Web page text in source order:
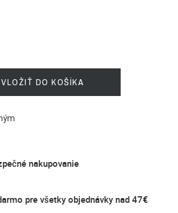
VLOŽIŤ DO KOŠÍKA
nakupovanie
pre všetky objednávky nad 47€